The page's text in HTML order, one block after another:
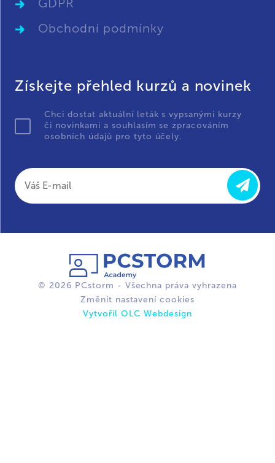
GDPR
Obchodní podmínky
Získejte přehled kurzů a novinek
Chci dostat aktuální leták s vypsanými kurzy
či novinkami a souhlasím se zpracováním
osobních údajů pro tyto účely.
© 2026 PCstorm - Všechna práva vyhrazena
Změnit nastavení cookies
Vytvořil OLC Webdesign